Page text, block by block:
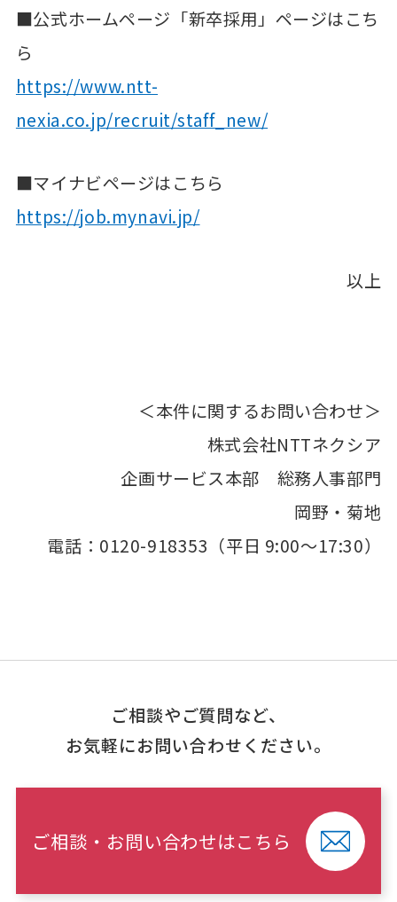
■公式ホームページ「新卒採用」ページはこち
ら
https://www.ntt-
nexia.co.jp/recruit/staff_new/
■マイナビページはこちら
https://job.mynavi.jp/
以上
＜本件に関するお問い合わせ＞
株式会社NTTネクシア
企画サービス本部 総務人事部門
岡野・菊地
電話：0120-918353（平日 9:00～17:30）
ご相談やご質問など、
お気軽にお問い合わせください。
ご相談・お問い合わせはこちら